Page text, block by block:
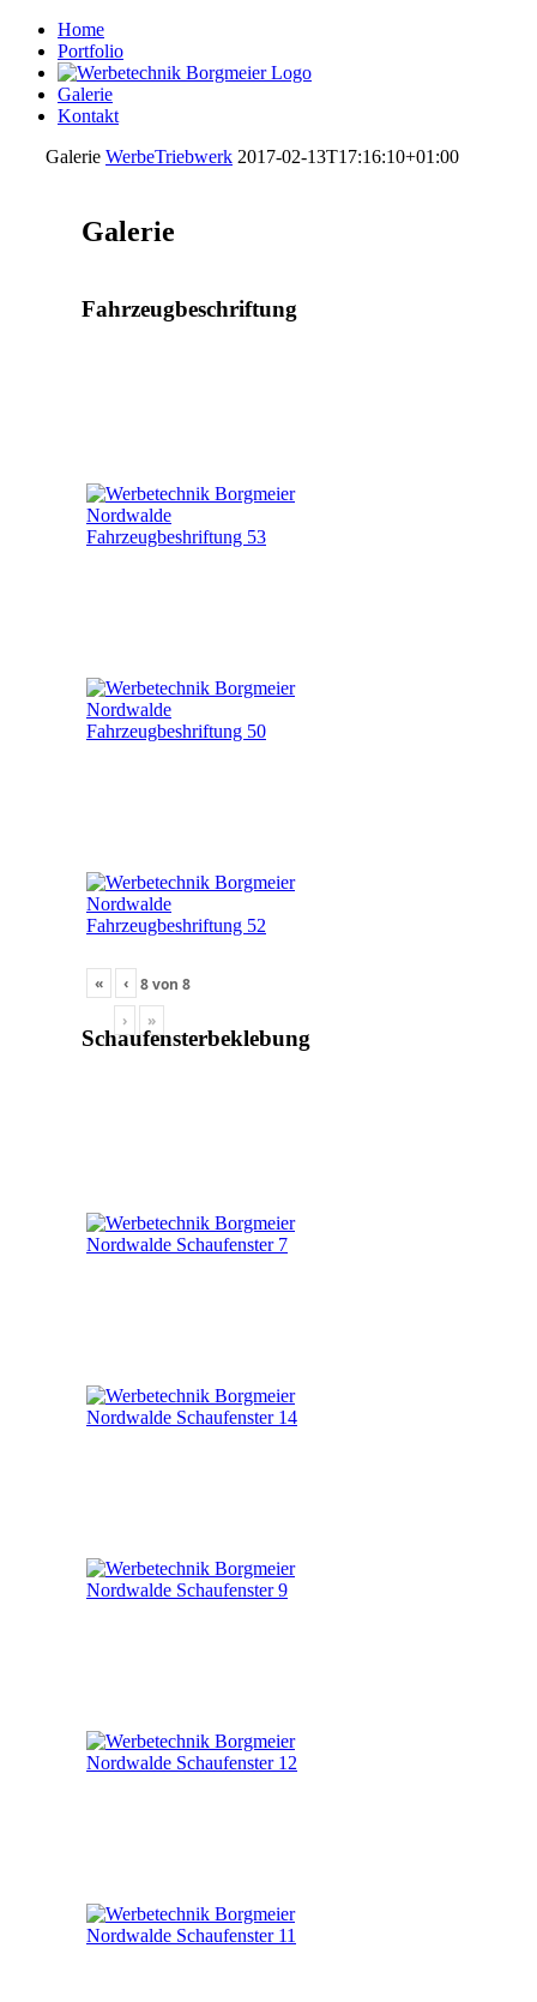
Home
Portfolio
Galerie
Kontakt
Galerie WerbeTriebwerk 2017-02-13T17:16:10+01:00
Galerie
Fahrzeugbeschriftung
« ‹ 8von8
›
»
Schaufensterbeklebung